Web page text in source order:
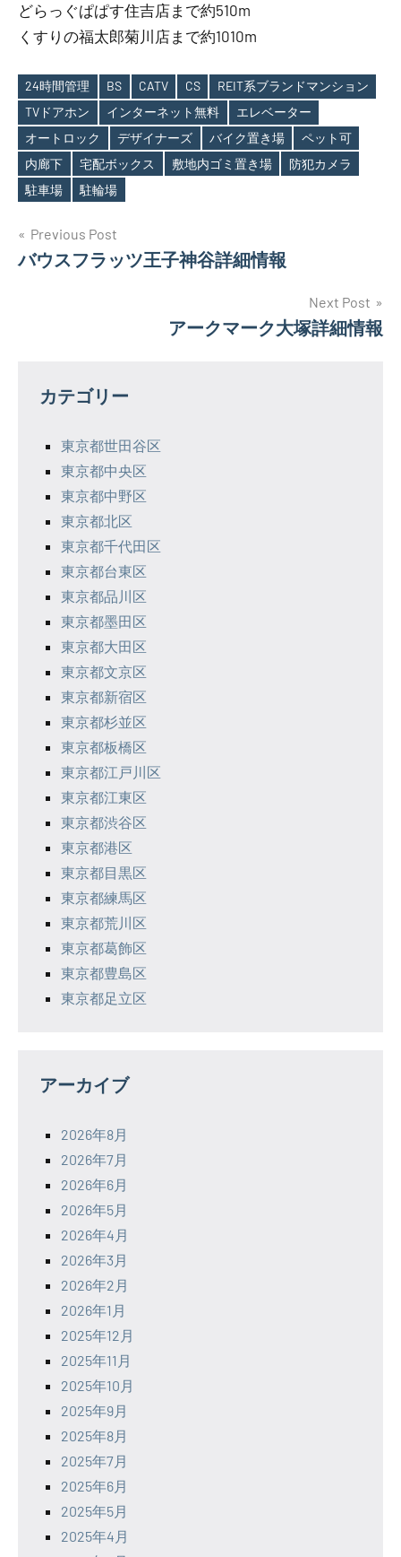
どらっぐぱぱす住吉店まで約510m
くすりの福太郎菊川店まで約1010m
Tags
24時間管理 BS CATV CS
REIT系ブランドマンション
TVドアホン
インターネット無料
エレベーター
オートロック
デザイナーズ バイク置き場
ペット可
内廊下
宅配ボックス 敷地内ゴミ置き場
防犯カメラ
駐車場
駐輪場
投
稿
ー
Previous Post
バウスフラッツ王子神谷詳細情報
Next Post
アークマーク大塚詳細情報
カテゴリー
東京都世田谷区
東京都中央区
東京都中野区
東京都北区
東京都千代田区
東京都台東区
東京都品川区
東京都墨田区
東京都大田区
東京都文京区
東京都新宿区
東京都杉並区
東京都板橋区
東京都江戸川区
東京都江東区
東京都渋谷区
東京都港区
東京都目黒区
東京都練馬区
東京都荒川区
東京都葛飾区
東京都豊島区
東京都足立区
アーカイブ
2026年8月
2026年7月
2026年6月
2026年5月
2026年4月
2026年3月
2026年2月
2026年1月
2025年12月
2025年11月
2025年10月
2025年9月
2025年8月
2025年7月
2025年6月
2025年5月
2025年4月